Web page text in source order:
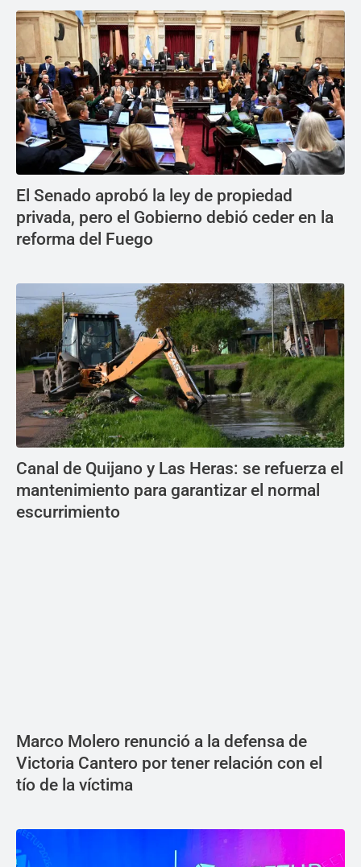
El Senado aprobó la ley de propiedad
privada, pero el Gobierno debió ceder en la
reforma del Fuego
Canal de Quijano y Las Heras: se refuerza el
mantenimiento para garantizar el normal
escurrimiento
Marco Molero renunció a la defensa de
Victoria Cantero por tener relación con el
tío de la víctima